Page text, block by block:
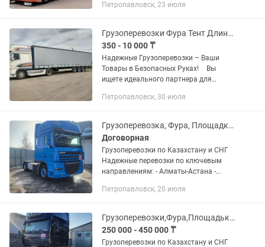
переезд, и необходимы услуги газели и
Петропавловск, 23 июля
Грузоперевозки Фура Тент Длинамер Межгород
350 - 10 000 ₸
Надежные Грузоперевозки – Ваши
Товары в Безопасных Руках! Вы
ищете идеального партнера для
надежный путь к успешной доставке!
Петропавловск, 30 июля
Грузоперевозка, Фура, Площадка, Трал, Рефрижератор Камаз
Договорная
Грузоперевозки по Казахстану и СНГ
Надежные перевозки по ключевым
направлениям: - Алматы-Астана -
Алматы-Устькаман - Алматы - Орал -
Петропавловск, 20 июля
Грузоперевозки,Фура,Площадька,Трал,Рефрижератор,Камаз
250 000 - 450 000 ₸
Грузоперевозки по Казахстану и СНГ